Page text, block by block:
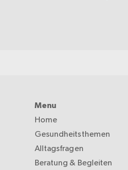
Menu
Home
Gesundheitsthemen
Alltagsfragen
Beratung & Begleiten